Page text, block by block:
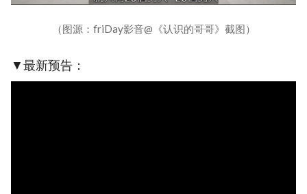
（图源：friDay影音@《认识的哥哥》截图）
▼最新预告：